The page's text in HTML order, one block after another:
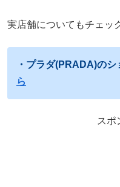
実店舗についてもチェッ
・プラダ(PRADA)の
ら
スポ